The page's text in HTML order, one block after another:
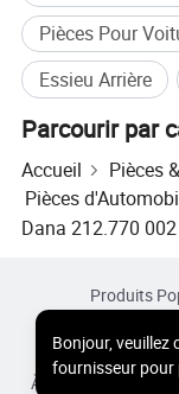
Adoption d'une structure de réduction à deux
Les moulages de clés sont faits de fonte QT600-10
Pièces Pour
Essieu Arrière
Parcourir par
Accueil
Pièces
Pièces
Dana 212.770
Bonjour,veuillez
fournisseur
Produits
À Propos de